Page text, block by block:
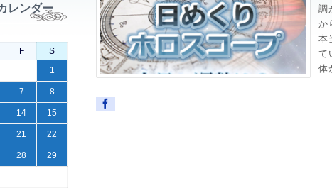
調
か
本
て
体
レンダー
F
S
1
7 8
14 15
21 22
28 29